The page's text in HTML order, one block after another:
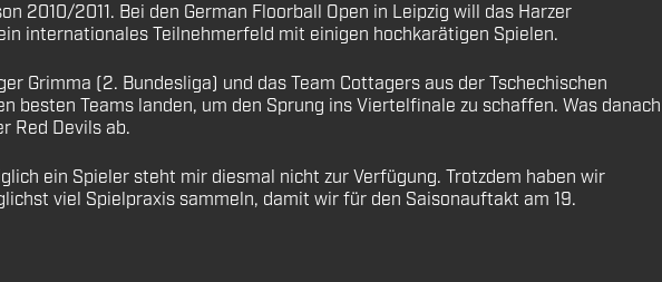
2010/2011. Bei den German Floorball Open in Leipzig will das Harzer
internationales Teilnehmerfeld mit einigen hochkarätigen Spielen.
Grimma (2. Bundesliga) und das Team Cottagers aus der Tschechischen
besten Teams landen, um den Sprung ins Viertelfinale zu schaffen. Was danach
Red Devils ab.
ein Spieler steht mir diesmal nicht zur Verfügung. Trotzdem haben wir
viel Spielpraxis sammeln, damit wir für den Saisonauftakt am 19.